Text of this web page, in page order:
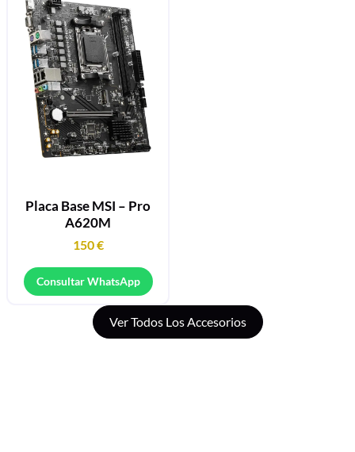
Placa Base MSI – Pro
A620M
150€
Consultar WhatsApp
Ver Todos Los Accesorios